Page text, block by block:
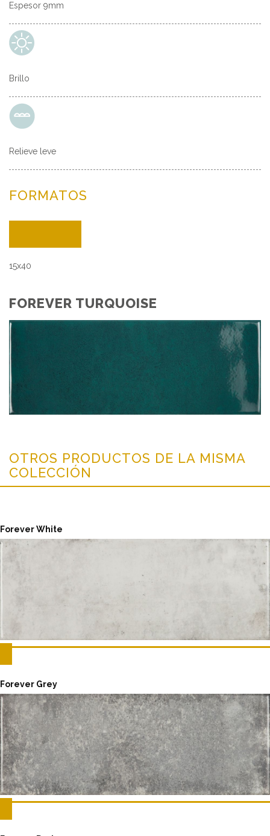
Espesor 9mm
Brillo
Relieve leve
FORMATOS
15x40
FOREVER TURQUOISE
OTROS PRODUCTOS DE LA MISMA
COLECCIÓN
Forever White
Forever Grey